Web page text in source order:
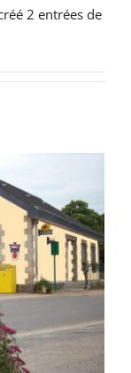
2 entrées de